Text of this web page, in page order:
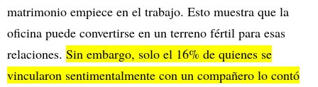
matrimonio empiece en el trabajo. Esto muestra que la
oficina puede convertirse en un terreno fértil para esas
relaciones. Sin embargo, solo el 16% de quienes se
vincularon sentimentalmente con un compañero lo contó